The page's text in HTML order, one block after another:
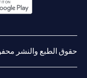
new tab
حقوق الطبع والنشر محفوظة ©2026